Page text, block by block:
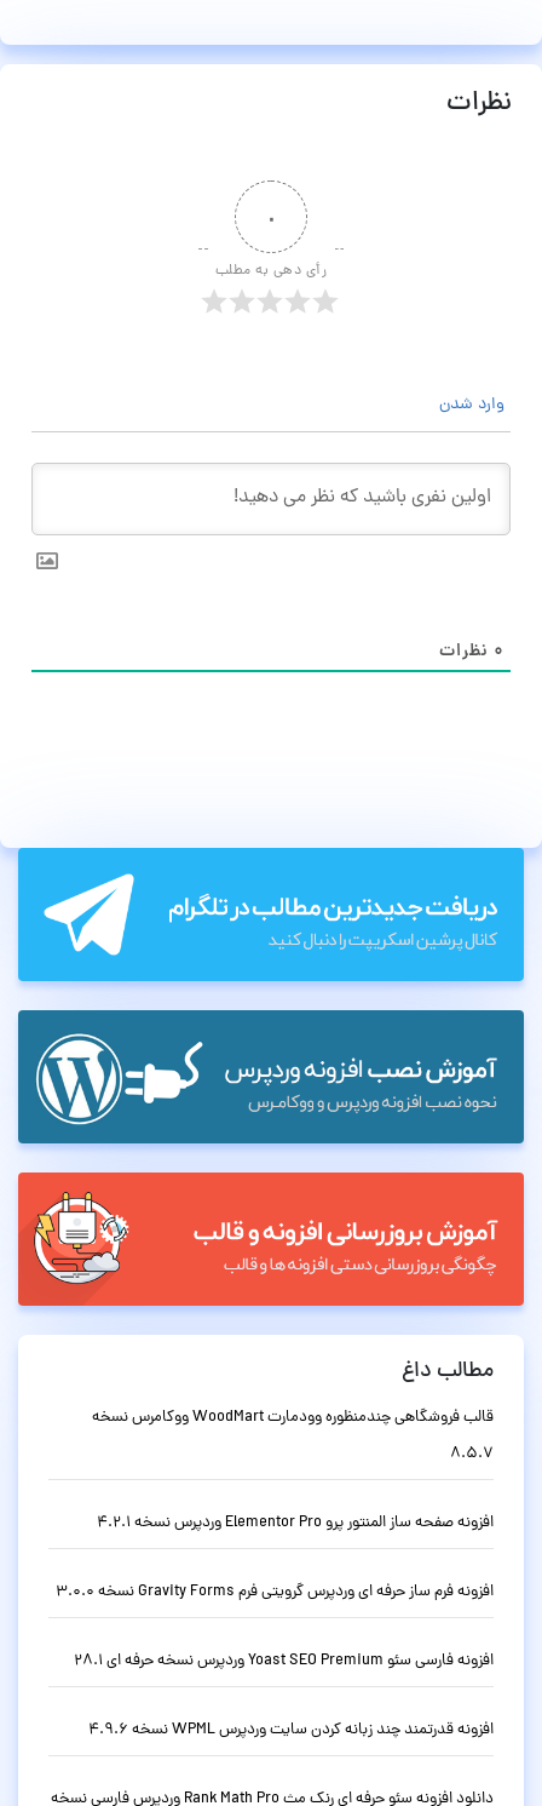
نظرات
۰
رأی دهی به مطلب
وارد شدن
۰ نظرات
مطالب داغ
قالب فروشگاهی چندمنظوره وودمارت WoodMart ووکامرس نسخه
8.5.7
افزونه صفحه ساز المنتور پرو Elementor Pro وردپرس نسخه 4.2.1
افزونه فرم ساز حرفه ای وردپرس گرویتی فرم Gravity Forms نسخه 3.0.0
افزونه فارسی سئو Yoast SEO Premium وردپرس نسخه حرفه ای 28.1
افزونه قدرتمند چند زبانه کردن سایت وردپرس WPML نسخه 4.9.6
دانلود افزونه سئو حرفه ای رنک مث Rank Math Pro وردپرس فارسی نسخه